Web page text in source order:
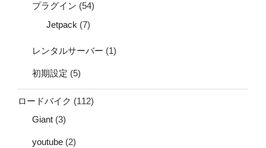
プラグイン (54)
Jetpack (7)
レンタルサーバー (1)
初期設定 (5)
ロードバイク (112)
Giant (3)
youtube (2)